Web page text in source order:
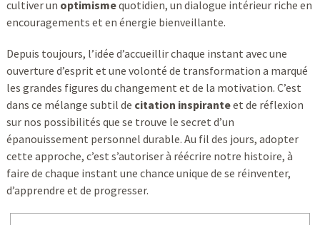
cultiver un optimismequotidien, un dialogue intérieur riche en
encouragements et en énergie bienveillante.
Depuis toujours, l’idée d’accueillir chaque instant avec une
ouverture d’esprit et une volonté de transformation a marqué
les grandes figures du changement et de la motivation. C’est
dans ce mélange subtil de citation inspiranteet de réflexion
sur nos possibilités que se trouve le secret d’un
épanouissement personnel durable. Au fil des jours, adopter
cette approche, c’est s’autoriser à réécrire notre histoire, à
faire de chaque instant une chance unique de se réinventer,
d’apprendre et de progresser.